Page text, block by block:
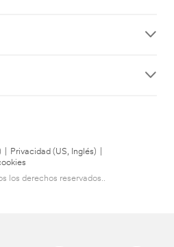
Privacidad (US, Inglés)
los derechos reservados..